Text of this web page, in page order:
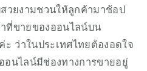
วยงามชวนให้ลูกค้ามาช้อป
ที่ขายของออนไลน์บน
ว่าในประเทศไทยต้องอดใจ
นไลน์มีช่องทางการขายอยู่